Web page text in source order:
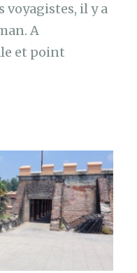
voyagistes, il y a
A
et point